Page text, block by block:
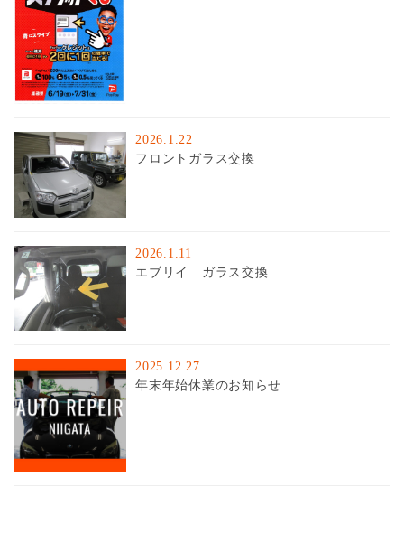
2026.1.22
フロントガラス交換
2026.1.11
エブリイ ガラス交換
2025.12.27
年末年始休業のお知らせ